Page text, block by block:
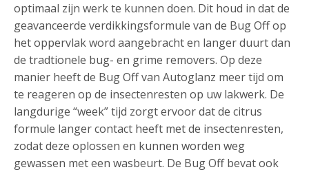
optimaal zijn werk te kunnen doen. Dit houd in dat de
geavanceerde verdikkingsformule van de Bug Off op
het oppervlak word aangebracht en langer duurt dan
de tradtionele bug- en grime removers. Op deze
manier heeft de Bug Off van Autoglanz meer tijd om
te reageren op de insectenresten op uw lakwerk. De
langdurige “week” tijd zorgt ervoor dat de citrus
formule langer contact heeft met de insectenresten,
zodat deze oplossen en kunnen worden weg
gewassen met een wasbeurt. De Bug Off bevat ook